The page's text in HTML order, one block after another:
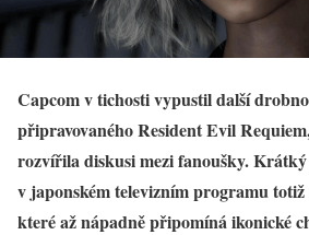
Capcom v tichosti vypustil další
připravovaného Resident Evil
rozvířila diskusi mezi fanoušky.
v japonském televizním programu
které až nápadně připomíná ikonické